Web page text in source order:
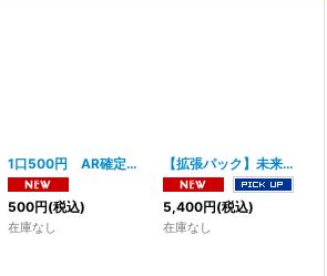
1口500円 AR確定オリパ 全1500口 [
500円(税込)
在庫なし
【拡張パック】未来の一閃
5,400円(税込)
在庫なし